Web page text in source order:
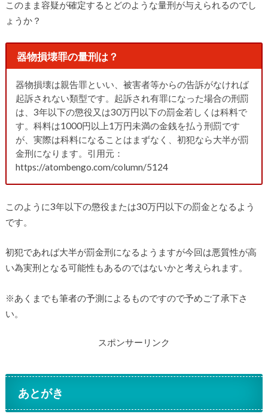
このまま容疑が確定するとどのような量刑が与えられるのでし
ょうか？
器物損壊罪の量刑は？
器物損壊は親告罪といい、被害者等からの告訴がなければ
起訴されない類型です。起訴され有罪になった場合の刑罰
は、3年以下の懲役又は30万円以下の罰金若しくは科料で
す。科料は1000円以上1万円未満の金銭を払う刑罰です
が、実際は科料になることはまずなく、初犯なら大半が罰
金刑になります。引用元：
https://atombengo.com/column/5124
このように3年以下の懲役または30万円以下の罰金となるよう
です。
初犯であれば大半が罰金刑になるようますが今回は悪質性が高
い為実刑となる可能性もあるのではないかと考えられます。
※あくまでも筆者の予測によるものですので予めご了承下さ
い。
スポンサーリンク
あとがき